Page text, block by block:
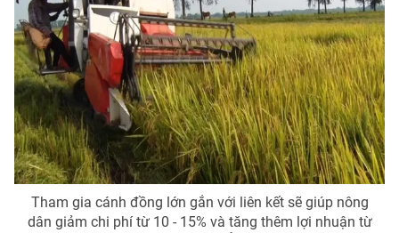
Tham gia cánh đồng lớn gắn với liên kết sẽ giúp nông
dân giảm chi phí từ 10 - 15% và tăng thêm lợi nhuận từ